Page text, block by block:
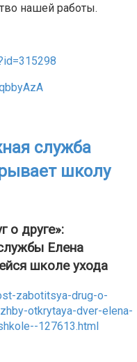
нашей работы.
служба
школу
о друге»:
Елена
школе ухода
zabotitsya-drug-o-
otkrytaya-dver-elena-
127613.html